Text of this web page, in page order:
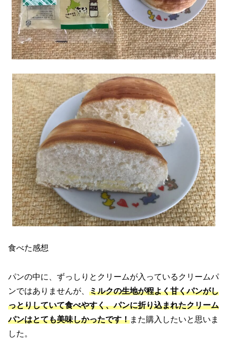
食べた感想
パンの中に、ずっしりとクリームが入っているクリームパ
ンではありませんが、 ミルクの生地が程よく甘くパンがし
っとりしていて食べやすく、パンに折り込まれたクリーム
パンはとても美味しかったです！また購入したいと思いま
した。